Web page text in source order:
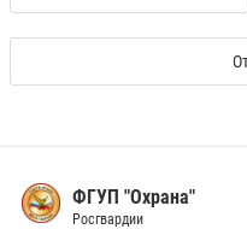
ФГУП "Охрана"
Росгвардии